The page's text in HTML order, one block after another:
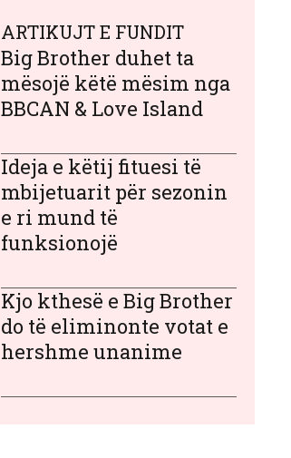
ARTIKUJT E FUNDIT
Big Brother duhet ta
mësojë këtë mësim nga
BBCAN & Love Island
Ideja e këtij fituesi të
mbijetuarit për sezonin
e ri mund të
funksionojë
Kjo kthesë e Big Brother
do të eliminonte votat e
hershme unanime